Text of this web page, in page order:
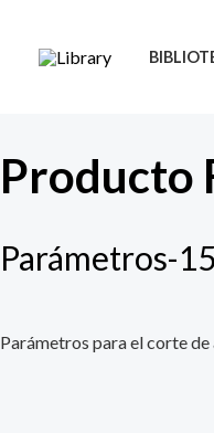
Producto
Parámetros-
Parámetros para el corte